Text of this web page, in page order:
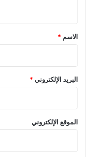
*
الاسم *
البريد الإلكتروني*
الموقع الإلكتروني